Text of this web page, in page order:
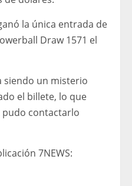
la única entrada de
Draw 1571 el
siendo un misterio
el billete, lo que
pudo contactarlo
7NEWS: